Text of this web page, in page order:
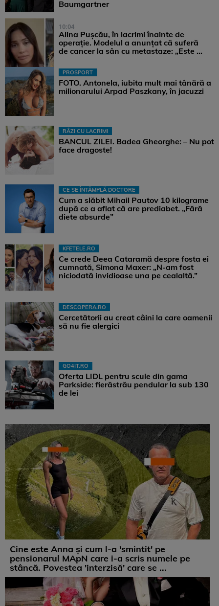
Baumgartner
10:04
Alina Pușcău, în lacrimi înainte de
operație. Modelul a anunțat că suferă
de cancer la sân cu metastaze: „Este ...
PROSPORT
FOTO. Antonela, iubita mult mai tânără a
milionarului Arpad Paszkany, în jacuzzi
RÂZI CU LACRIMI
BANCUL ZILEI. Badea Gheorghe: – Nu pot
face dragoste!
CE SE ÎNTÂMPLĂ DOCTORE
Cum a slăbit Mihail Pautov 10 kilograme
după ce a aflat că are prediabet. „Fără
diete absurde”
KFETELE.RO
Ce crede Deea Cataramă despre fosta ei
cumnată, Simona Maxer: „N-am fost
niciodată invidioase una pe cealaltă.”
DESCOPERA.RO
Cercetătorii au creat câini la care oamenii
să nu fie alergici
GO4IT.RO
Oferta LIDL pentru scule din gama
Parkside: fierăstrău pendular la sub 130
de lei
Cine este Anna și cum l-a 'smintit' pe
pensionarul MApN care i-a scris numele pe
stâncă. Povestea 'interzisă' care se ...